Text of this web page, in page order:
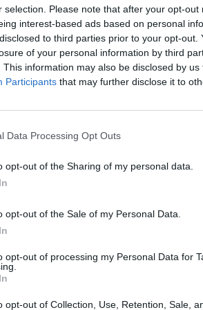
selection. Please note that after your opt-
interest-based ads based on personal
to third parties prior to your opt-
of your personal information by third
This information may also be disclosed by
Participants that may further disclose it to
Data Processing Opt Outs
opt-out of the Sharing of my personal data.
opt-out of the Sale of my Personal Data.
opt-out of processing my Personal Data for
opt-out of Collection, Use, Retention, Sale,
διενέργειας εκλογών;
αντίπαλων;
διαδικασία και δεν
εκλογών) στους
κράτος, όταν θα πρέπει να
πράγμα: να μάθουμε ποτέ θα
κόρη του τον προσεχή Μάη, μου
τέτοιων